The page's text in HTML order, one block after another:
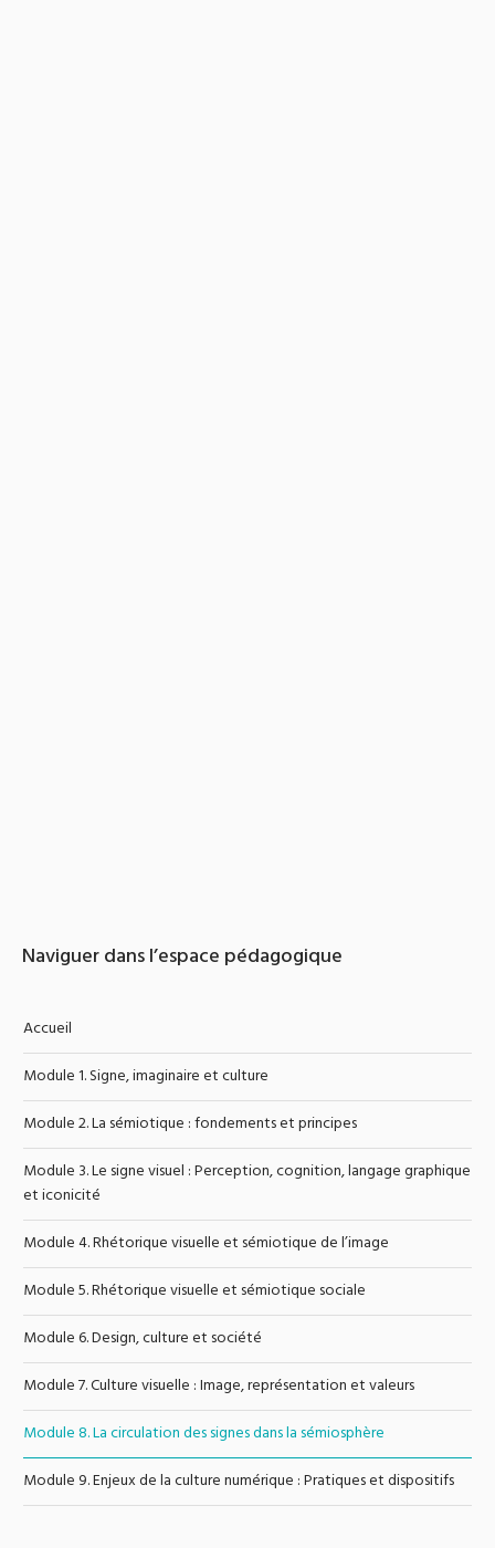
Naviguer dans l’espace pédagogique
Accueil
Module 1. Signe, imaginaire et culture
Module 2. La sémiotique : fondements et principes
Module 3. Le signe visuel : Perception, cognition, langage graphique
et iconicité
Module 4. Rhétorique visuelle et sémiotique de l’image
Module 5. Rhétorique visuelle et sémiotique sociale
Module 6. Design, culture et société
Module 7. Culture visuelle : Image, représentation et valeurs
Module 8. La circulation des signes dans la sémiosphère
Module 9. Enjeux de la culture numérique : Pratiques et dispositifs